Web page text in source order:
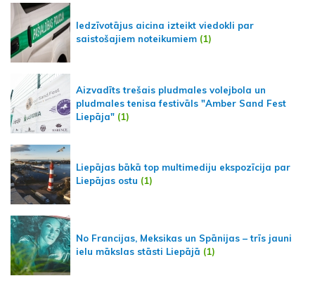
Iedzīvotājus aicina izteikt viedokli par
saistošajiem noteikumiem (1)
Aizvadīts trešais pludmales volejbola un
pludmales tenisa festivāls "Amber Sand Fest
Liepāja" (1)
Liepājas bākā top multimediju ekspozīcija par
Liepājas ostu (1)
No Francijas, Meksikas un Spānijas – trīs jauni
ielu mākslas stāsti Liepājā (1)